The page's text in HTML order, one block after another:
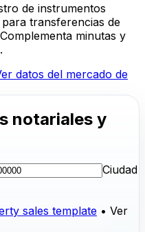
de instrumentos
transferencias de
minutas y
datos del mercado de
notariales y
Ciudad
sales template • Ver